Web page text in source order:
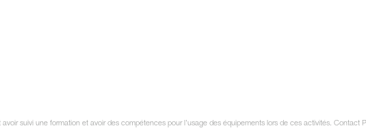
suivi une formation et avoir des compétences pour l’usage des équipements lors de ces activités. Contact